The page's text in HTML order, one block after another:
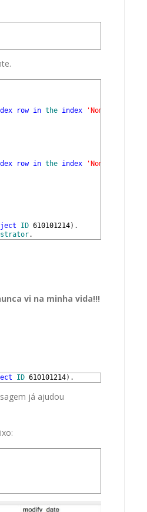
row in the index 'NomeIndice'
row in the index 'NomeIndice'
ID 610101214) .
.
vi na minha vida!!!
ID 610101214) .
já ajudou